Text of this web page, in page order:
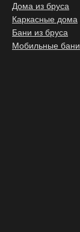
Дома из бруса
Каркасные дома
Бани из бруса
Мобильные бани